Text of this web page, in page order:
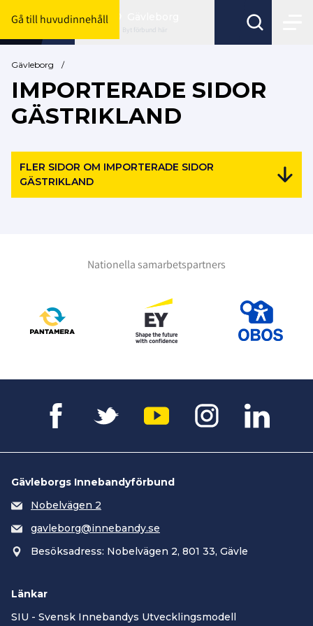
Gå till huvudinnehåll
Byt förbund här
Gävleborg /
IMPORTERADE SIDOR
GÄSTRIKLAND
FLER SIDOR OM IMPORTERADE SIDOR
GÄSTRIKLAND
Nationella samarbetspartners
Gävleborgs Innebandyförbund
Nobelvägen 2
gavleborg@innebandy.se
Besöksadress: Nobelvägen 2, 801 33, Gävle
Länkar
SIU - Svensk Innebandys Utvecklingsmodell